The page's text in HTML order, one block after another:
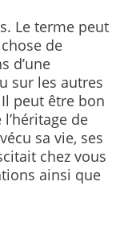
Le terme peut
de
d’une
sur les autres
peut être bon
de
sa vie, ses
chez vous
ainsi que